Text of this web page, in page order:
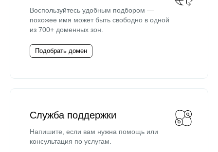
Воспользуйтесь удобным подбором —
похожее имя может быть свободно в одной
из 700+ доменных зон.
Подобрать домен
Служба поддержки
Напишите, если вам нужна помощь или
консультация по услугам.